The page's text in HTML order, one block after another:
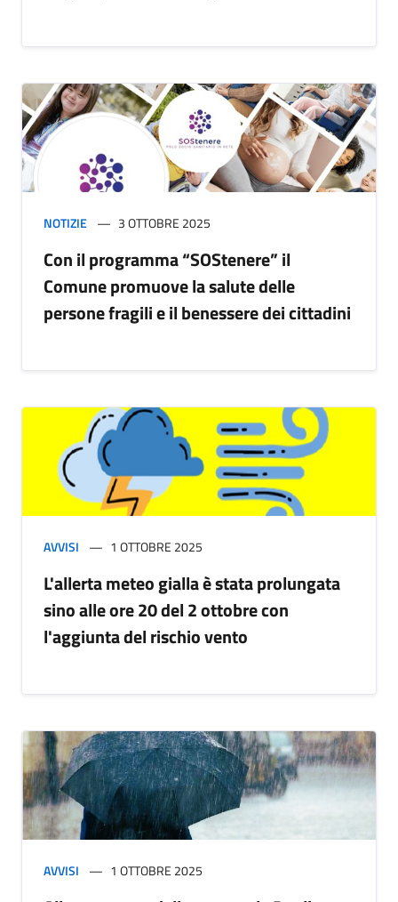
NOTIZIE 3 OTTOBRE 2025
Con il programma “SOStenere” il
Comune promuove la salute delle
persone fragili e il benessere dei cittadini
AVVISI 1 OTTOBRE 2025
L'allerta meteo gialla è stata prolungata
sino alle ore 20 del 2 ottobre con
l'aggiunta del rischio vento
AVVISI 1 OTTOBRE 2025